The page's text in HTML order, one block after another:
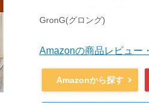
GronG(グロング)
Amazonの商品レビュー
Amazonから探す